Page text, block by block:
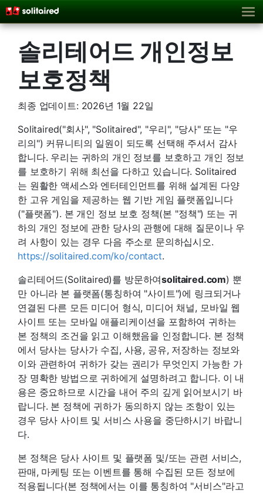
솔리테어드 개인정보
보호정책
최종 업데이트: 2026년 1월 22일
Solitaired("회사", "Solitaired", "우리", "당사" 또는 "우
리의") 커뮤니티의 일원이 되도록 선택해 주셔서 감사
합니다. 우리는 귀하의 개인 정보를 보호하고 개인 정보
를 보호하기 위해 최선을 다하고 있습니다. Solitaired
는 원활한 액세스와 엔터테인먼트를 위해 설계된 다양
한 고유 게임을 제공하는 웹 기반 게임 플랫폼입니다
("플랫폼"). 본 개인 정보 보호 정책(본 "정책") 또는 귀
하의 개인 정보에 관한 당사의 관행에 대해 질문이나 우
려 사항이 있는 경우 다음 주소로 문의하십시오.
https://solitaired.com/ko/contact.
솔리테어드(Solitaired)를 방문하여solitaired.com) 뿐
만 아니라 본 플랫폼(통칭하여 "사이트")에 링크되거나
연결된 다른 모든 미디어 형식, 미디어 채널, 모바일 웹
사이트 또는 모바일 애플리케이션을 포함하여 귀하는
본 정책의 조건을 읽고 이해했음을 인정합니다. 본 정책
에서 당사는 당사가 수집, 사용, 공유, 저장하는 정보와
이와 관련하여 귀하가 갖는 권리가 무엇인지 가능한 가
장 명확한 방법으로 귀하에게 설명하려고 합니다. 이 내
용은 중요하므로 시간을 내어 주의 깊게 읽어보시기 바
랍니다. 본 정책에 귀하가 동의하지 않는 조항이 있는
경우 당사 사이트 및 서비스 사용을 중단하시기 바랍니
다.
본 정책은 당사 사이트 및 플랫폼 및/또는 관련 서비스,
판매, 마케팅 또는 이벤트를 통해 수집된 모든 정보에
적용됩니다(본 정책에서는 이를 통칭하여 "서비스"라고